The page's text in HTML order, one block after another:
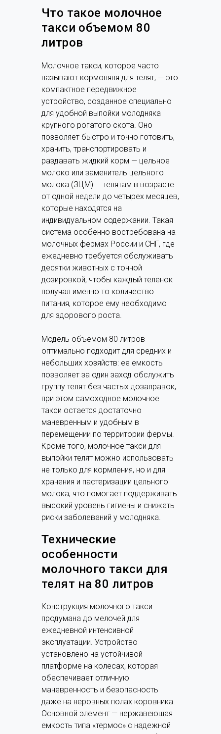
Молочное такси, которое часто
называют кормоняня для телят, — это
компактное передвижное
устройство, созданное специально
для удобной выпойки молодняка
крупного рогатого скота. Оно
позволяет быстро и точно готовить,
хранить, транспортировать и
раздавать жидкий корм — цельное
молоко или заменитель цельного
молока (ЗЦМ) — телятам в возрасте
от одной недели до четырех месяцев,
которые находятся на
индивидуальном содержании. Такая
система особенно востребована на
молочных фермах России и СНГ, где
ежедневно требуется обслуживать
десятки животных с точной
дозировкой, чтобы каждый теленок
получал именно то количество
питания, которое ему необходимо
для здорового роста.
Модель объемом 80 литров
оптимально подходит для средних и
небольших хозяйств: ее емкость
позволяет за один заход обслужить
группу телят без частых дозаправок,
при этом самоходное молочное
такси остается достаточно
маневренным и удобным в
перемещении по территории фермы.
Кроме того, молочное такси для
выпойки телят можно использовать
не только для кормления, но и для
хранения и пастеризации цельного
молока, что помогает поддерживать
высокий уровень гигиены и снижать
риски заболеваний у молодняка.
Конструкция молочного такси
продумана до мелочей для
ежедневной интенсивной
эксплуатации. Устройство
установлено на устойчивой
платформе на колесах, которая
обеспечивает отличную
маневренность и безопасность
даже на неровных полах коровника.
Основной элемент — нержавеющая
емкость типа «термос» с надежной
Что такое молочное
такси объемом 80
литров
Технические
особенности
молочного такси для
телят на 80 литров